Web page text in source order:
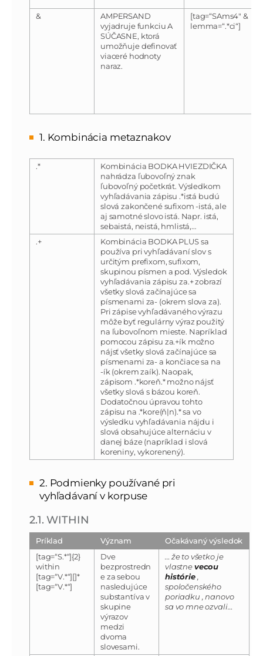
&
AMPERSAND
vyjadruje funkciu A
SÚČASNE, ktorá
umožňuje definovať
viaceré hodnoty
naraz.
[tag=“SAms4″ &
lemma=“.*ci“]
1. Kombinácia metaznakov
.*
Kombinácia BODKA HVIEZDIČKA
nahrádza ľubovoľný znak
ľubovoľný početkrát. Výsledkom
vyhľadávania zápisu .*istá budú
slová zakončené sufixom -istá, ale
aj samotné slovo istá. Napr. istá,
sebaistá, neistá, hmlistá,…
.+
Kombinácia BODKA PLUS sa
používa pri vyhľadávaní slov s
určitým prefixom, sufixom,
skupinou písmen a pod. Výsledok
vyhľadávania zápisu za.+ zobrazí
všetky slová začínajúce sa
písmenami za- (okrem slova za).
Pri zápise vyhľadávaného výrazu
môže byť regulárny výraz použitý
na ľubovoľnom mieste. Napríklad
pomocou zápisu za.+ík možno
nájsť všetky slová začínajúce sa
písmenami za- a končiace sa na
-ík (okrem zaík). Naopak,
zápisom .*koreň.* možno nájsť
všetky slová s bázou koreň.
Dodatočnou úpravou tohto
zápisu na .*kore(ň|n).* sa vo
výsledku vyhľadávania nájdu i
slová obsahujúce alternáciu v
danej báze (napríklad i slová
koreniny, vykorenený).
2. Podmienky používané pri
vyhľadávaní v korpuse
2.1. WITHIN
Príklad Význam
Očakávaný výsledok
[tag=“S.*“]{2}
within
[tag=“V.*“][]*
[tag=“V.*“]
Dve
bezprostredn
e za sebou
nasledujúce
substantíva v
skupine
výrazov
medzi
dvoma
slovesami.
… že to všetko je
vlastnevecou
histórie,
spoločenského
poriadku , nanovo
sa vo mne ozvali…